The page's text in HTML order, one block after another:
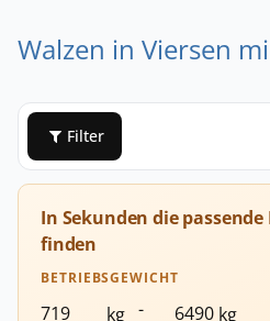
Walzen in Viersen
Filter
In Sekunden die
finden
BETRIEBSGEWICHT
kg - kg